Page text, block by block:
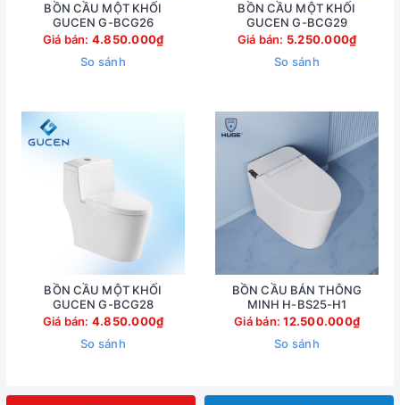
BỒN CẦU MỘT KHỐI
GUCEN G-BCG26
Giá bán: 4.850.000₫
So sánh
BỒN CẦU MỘT KHỐI
GUCEN G-BCG29
Giá bán: 5.250.000₫
So sánh
BỒN CẦU MỘT KHỐI
GUCEN G-BCG28
Giá bán: 4.850.000₫
So sánh
BỒN CẦU BÁN THÔNG
MINH H-BS25-H1
Giá bán:12.500.000₫
So sánh